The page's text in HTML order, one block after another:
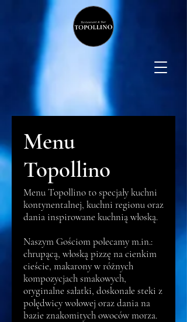
Menu
Topollino
Menu Topollino to specjały kuchni
kontynentalnej, kuchni regionu oraz
dania inspirowane kuchnią włoską.
Naszym Gościom polecamy m.in.:
chrupącą, włoską pizzę na cienkim
cieście, makarony w różnych
kompozycjach smakowych,
oryginalne sałatki, doskonałe steki z
polędwicy wołowej oraz dania na
bazie znakomitych owoców morza.